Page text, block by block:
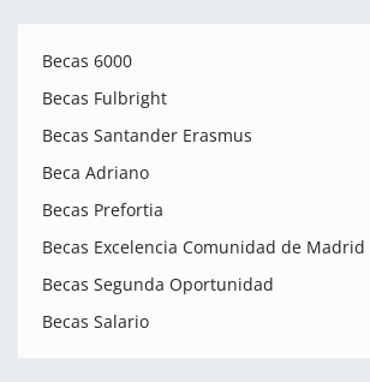
Becas 6000
Becas Fulbright
Becas Santander Erasmus
Beca Adriano
Becas Prefortia
Becas Excelencia Comunidad de Madrid
Becas Segunda Oportunidad
Becas Salario